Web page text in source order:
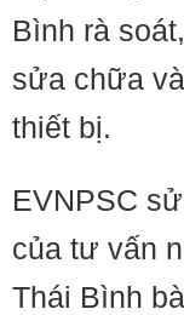
Bình rà
sửa chữa
thiết bị.
EVNPSC
của tư vấn
Thái Bình